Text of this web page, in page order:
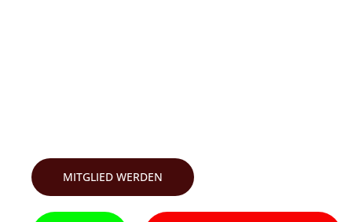
MITGLIED WERDEN